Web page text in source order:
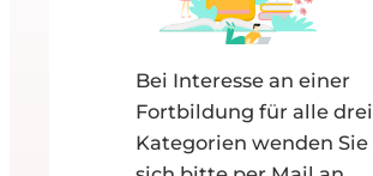
Bei Interesse an einer
Fortbildung für alle drei
Kategorien wenden Sie